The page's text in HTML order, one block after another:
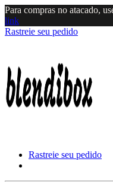
Para compras no atacado,
link
Rastreie seu pedido
Rastreie seu pedido